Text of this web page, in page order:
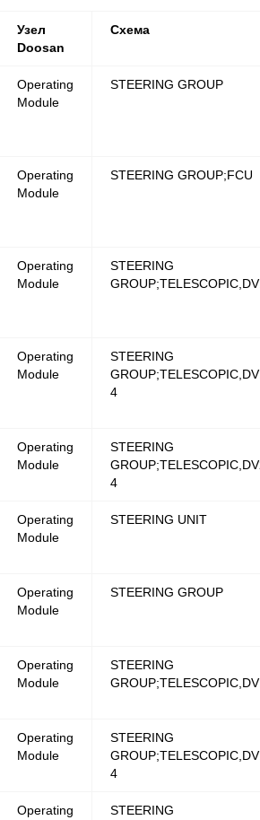
Узел
Doosan
Схема
Operating
Module
STEERING GROUP
Operating
Module
STEERING GROUP;FCU
Operating
Module
STEERING
Operating
Module
STEERING
4
Operating
Module
STEERING
4
Operating
Module
STEERING UNIT
Operating
Module
STEERING GROUP
Operating
Module
STEERING
Operating
Module
STEERING
4
Operating
STEERING